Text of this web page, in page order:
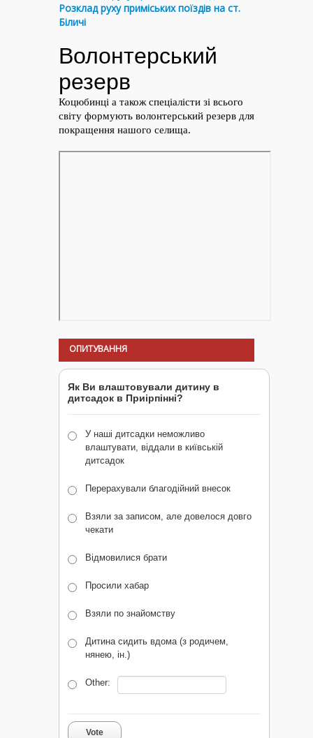
Розклад руху приміських поїздів на ст.
Біличі
ОПИТУВАННЯ
Як Ви влаштовували дитину в
дитсадок в Приірпінні?
У наші дитсадки неможливо
влаштувати, віддали в київській
дитсадок
Перерахували благодійний внесок
Взяли за записом, але довелося довго
чекати
Відмовилися брати
Просили хабар
Взяли по знайомству
Дитина сидить вдома (з родичем,
нянею, ін.)
Other:
Vote